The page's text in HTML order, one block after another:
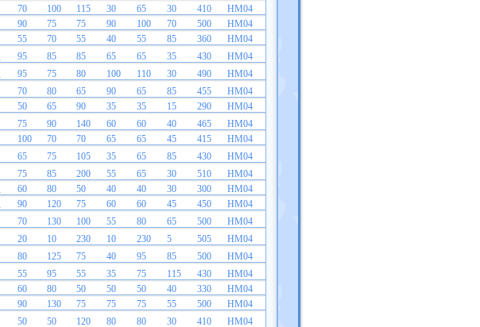
70 100 115 30 65 30 410
HM04
90 75 75 90 100 70 500
HM04
55 70 55 40 55 85 360
HM04
95 85 85 65 65 35 430
HM04
95 75 80 100 110 30 490
HM04
70 80 65 90 65 85 455
HM04
50 65 90 35 35 15 290
HM04
75 90 140 60 60 40 465
HM04
100 70 70 65 65 45 415
HM04
65 75 105 35 65 85 430
HM04
75 85 200 55 65 30 510
HM04
60 80 50 40 40 30 300
HM04
90 120 75 60 60 45 450
HM04
70 130 100 55 80 65 500
HM04
20 10 230 10 230 5 505
HM04
80 125 75 40 95 85 500
HM04
55 95 55 35 75 115 430
HM04
60 80 50 50 50 40 330
HM04
90 130 75 75 75 55 500
HM04
50 50 120 80 80 30 410
HM04